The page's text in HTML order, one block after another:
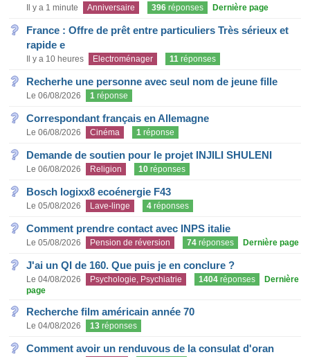
Il y a 1 minute Anniversaire 396 réponses Dernière page
France : Offre de prêt entre particuliers Très sérieux et
rapide e
Il y a 10 heures Electroménager 11 réponses
Recherhe une personne avec seul nom de jeune fille
Le 06/08/2026 1 réponse
Correspondant français en Allemagne
Le 06/08/2026 Cinéma 1 réponse
Demande de soutien pour le projet INJILI SHULENI
Le 06/08/2026 Religion 10 réponses
Bosch logixx8 ecoénergie F43
Le 05/08/2026 Lave-linge 4 réponses
Comment prendre contact avec INPS italie
Le 05/08/2026 Pension de réversion 74 réponses Dernière page
J'ai un QI de 160. Que puis je en conclure ?
Le 04/08/2026 Psychologie, Psychiatrie 1404 réponses
Dernière
page
Recherche film américain année 70
Le 04/08/2026 13 réponses
Comment avoir un renduvous de la consulat d'oran